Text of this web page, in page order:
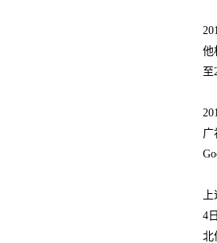
他
至
广
4
北